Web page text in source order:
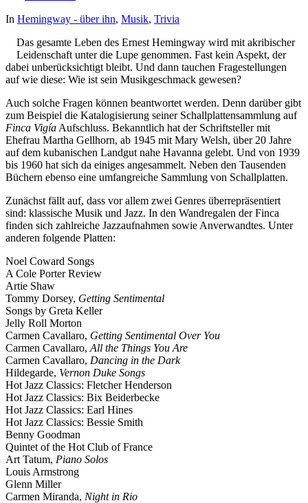
In Hemingway - über ihn, Musik, Trivia
Das gesamte Leben des Ernest Hemingway wird mit akribischer
Leidenschaft unter die Lupe genommen. Fast kein Aspekt, der
dabei unberücksichtigt bleibt. Und dann tauchen Fragestellungen
auf wie diese: Wie ist sein Musikgeschmack gewesen?
Auch solche Fragen können beantwortet werden. Denn darüber gibt
zum Beispiel die Katalogisierung seiner Schallplattensammlung auf
Finca Vigía Aufschluss. Bekanntlich hat der Schriftsteller mit
Ehefrau Martha Gellhorn, ab 1945 mit Mary Welsh, über 20 Jahre
auf dem kubanischen Landgut nahe Havanna gelebt. Und von 1939
bis 1960 hat sich da einiges angesammelt. Neben den Tausenden
Büchern ebenso eine umfangreiche Sammlung von Schallplatten.
Zunächst fällt auf, dass vor allem zwei Genres überrepräsentiert
sind: klassische Musik und Jazz. In den Wandregalen der Finca
finden sich zahlreiche Jazzaufnahmen sowie Anverwandtes. Unter
anderen folgende Platten:
Noel Coward Songs
A Cole Porter Review
Artie Shaw
Tommy Dorsey, Getting Sentimental
Songs by Greta Keller
Jelly Roll Morton
Carmen Cavallaro, Getting Sentimental Over You
Carmen Cavallaro, All the Things You Are
Carmen Cavallaro, Dancing in the Dark
Hildegarde, Vernon Duke Songs
Hot Jazz Classics: Fletcher Henderson
Hot Jazz Classics: Bix Beiderbecke
Hot Jazz Classics: Earl Hines
Hot Jazz Classics: Bessie Smith
Benny Goodman
Quintet of the Hot Club of France
Art Tatum, Piano Solos
Louis Armstrong
Glenn Miller
Carmen Miranda, Night in Rio